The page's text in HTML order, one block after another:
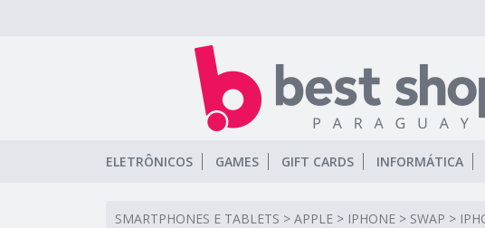
ELETRÔNICOS GAMES GIFT CARDS INFORMÁTICA
SMARTPHONES E TABLETS > APPLE > IPHONE > SWAP >